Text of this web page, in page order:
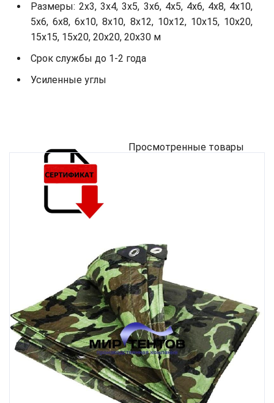
Размеры: 2х3, 3х4, 3х5, 3х6, 4х5, 4х6, 4х8, 4х10,
5х6, 6х8, 6х10, 8х10, 8х12, 10х12, 10х15, 10х20,
15х15, 15х20, 20х20, 20х30 м
Срок службы до 1-2 года
Усиленные углы
Просмотренные товары